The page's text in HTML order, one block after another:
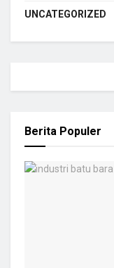
UNCATEGORIZED
Berita Populer